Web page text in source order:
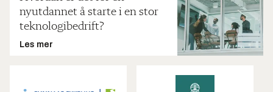
nyutdannet å starte i en stor
teknologibedrift?
Les mer